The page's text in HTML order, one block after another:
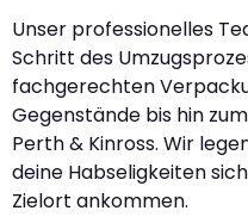
Unser professionelles
Schritt des
fachgerechten
Gegenstände bis hin
Perth & Kinross. Wir
deine Habseligkeiten
Zielort ankommen.